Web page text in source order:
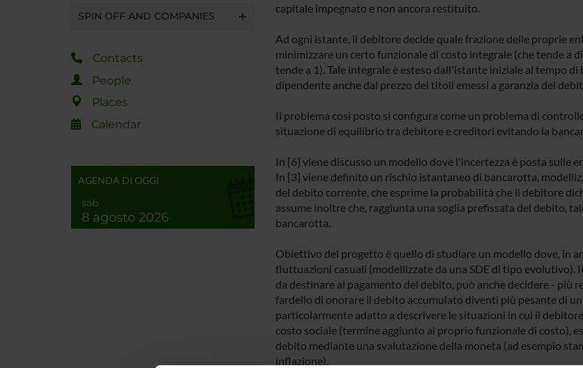
SPIN OFF AND COMPANIES
Contacts
People
Places
Calendar
AGENDA DI OGGI
sab
8 agosto 2026
capitale impegnato e non ancora restituito.
Ad ogni istante, il debitore decide quale frazione delle proprie
minimizzare un certo funzionale di costo integrale (che tende
tende a 1). Tale integrale è esteso dall'istante iniziale al tempo
dipendente anche dal prezzo dei titoli emessi a garanzia del
Il problema così posto si configura come un problema di
situazione di equilibrio tra debitore e creditori evitando la
In [6] viene discusso un modello dove l'incertezza è posta sulle
In [3] viene definito un rischio istantaneo di bancarotta,
del debito corrente, che esprime la probabilità che il debitore
assume inoltre che, raggiunta una soglia prefissata del debito,
bancarotta.
Obiettivo del progetto è quello di studiare un modello dove, in
fluttuazioni casuali (modellizzate da una SDE di tipo
da destinare al pagamento del debito, può anche decidere - più
fardello di onorare il debito accumulato diventi più pesante di
particolarmente adatto a descrivere le situazioni in cui il
costo sociale (termine aggiunto al proprio funzionale di costo),
debito mediante una svalutazione della moneta (ad esempio
inflazione).